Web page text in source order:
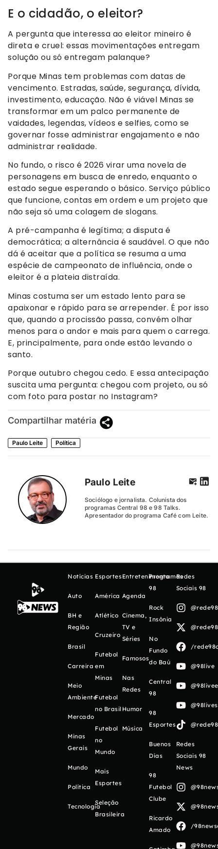
E o cidadão, o eleitor?
A pergunta que interessa ao eleitor mineiro é
direta e cruel: essas movimentações entregam
solução ou só entregam palanque?
Porque Minas tem problemas com datas de
vencimento. Estradas, saúde, segurança, dívida,
investimento, educação. Não é viável Minas se
transformar em um palco permanente de
vaidades, legendas, vídeos e selfies, como se
governar fosse administrar engajamento e não
administrar realidade.
No fundo, o risco é 2026 virar uma novela de
personagens em busca de enredo, enquanto o
estado segue esperando o básico. Serviço público
que funcione, contas em ordem e um projeto que
não seja só uma colagem de slogans.
A pré-campanha é legítima; a disputa é
democrática; a alternância é saudável. O que não
dá é aceitar que a política se resuma a uma
espécie de campeonato de influência, onde o
eleitor é a plateia distraída.
Minas costuma ser um estado lento para se
apaixonar e rápido para se arrepender. É por isso
que, quando a procissão passa, convém olhar
menos para o andor e mais para quem o carrega.
E, principalmente, para onde estão levando o
santo.
Porque outubro chegou cedo. E essa antecipação
suscita uma pergunta: chegou com projeto, ou só
com foto para postar no Instagram?
Compartilhar matéria
Paulo Leite Política
Paulo Leite
Sociólogo e jornalista. Colunista dos
programas Central 98 e 98 Talks.
Apresentador do programa Café com Leite.
Notícias
Auto
BH e
Região
Brasil
Carreira
Meio
Ambiente
Mercado
Minas
Gerais
Mundo
Política
Tecnologia
Esportes
América
Atlético
Cruzeiro
Futebol
em
Minas
Futebol
no Brasil
Futebol
no
Mundo
Mais
Esportes
Seleção
Brasileira
Entretenimento
Agenda
Cinema,
TV e
Séries
Famosos
Nas
Redes
Humor
Música
Programas
98
Rock
Insônia
No
Fundo
do Baú
Central
98
98
Esportes
Buenos
Días
98
Futebol
Clube
Ricardo
Amado
Redes
Sociais 98
/
@98live
Redes
Sociais 98
News
/